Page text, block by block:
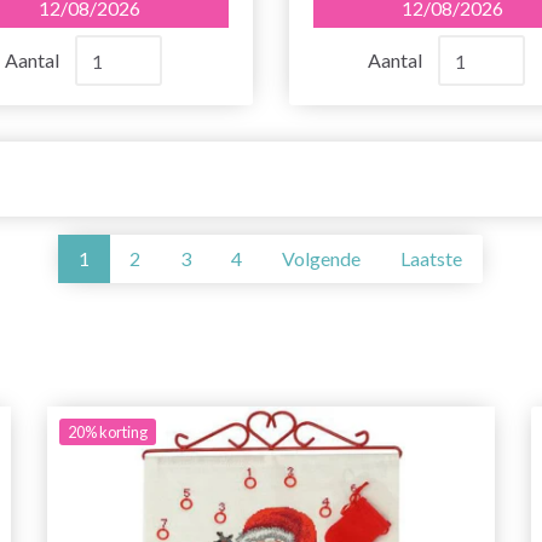
12/08/2026
Aantal
12/08/2026
Aantal
1 2 3 4 Volgende Laatste
20%korting